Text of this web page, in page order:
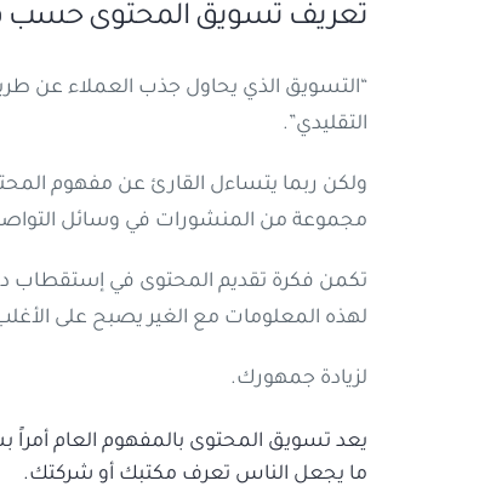
تعريف تسويق المحتوى
“التسويق الذي يحاول جذب العملاء عن
التقليدي”.
ولكن ربما يتساءل القارئ عن مفهوم
مجموعة من المنشورات في وسائل التواصل
تكمن فكرة تقديم المحتوى في إستقطاب
لهذه المعلومات مع الغير يصبح على
لزيادة جمهورك.
يعد تسويق المحتوى بالمفهوم العام أمراً
ما يجعل الناس تعرف مكتبك أو شركتك.